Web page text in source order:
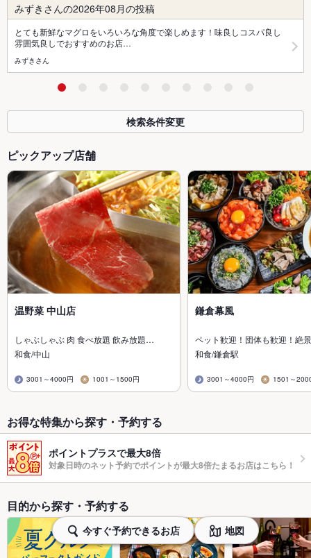
みずきさんの2026年08月の投稿
とても新鮮なマグロをいろいろな角度で楽しめます！味良しコスパ良し
雰囲気良しでおすすめのお店…
みずきさん
検索条件変更
ピックアップ店舗
温野菜 中山店
しゃぶしゃぶ 肉 食べ放題 飲み放題…
和食/中山
3001～4000円 1001～1500円
鎌倉幕風
ペット歓迎！団体も歓迎！絶
和食/鎌倉駅
3001～4000円 1501～
お得な特集から探す・予約する
ポイントプラスで最大8倍
対象日時のネット予約でポイントが最大8倍たまるお店はこちら！
目的から探す・予約する
今すぐ予約できるお店 地図